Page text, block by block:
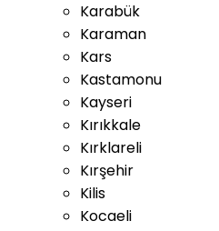
Karabük
Karaman
Kars
Kastamonu
Kayseri
Kırıkkale
Kırklareli
Kırşehir
Kilis
Kocaeli